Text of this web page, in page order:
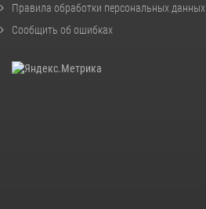
Правила обработки персональных данных
Сообщить об ошибках